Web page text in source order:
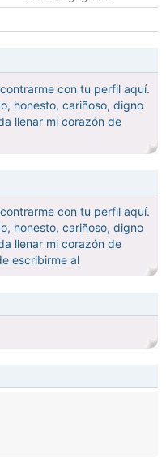
con tu perfil aquí.
honesto, cariñoso, digno
llenar mi corazón de
con tu perfil aquí.
honesto, cariñoso, digno
llenar mi corazón de
escribirme al